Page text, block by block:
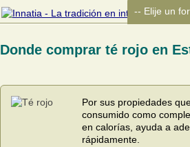
Donde comprar té rojo en
Por sus propiedades
consumido como
en calorías, ayuda a
rápidamente.